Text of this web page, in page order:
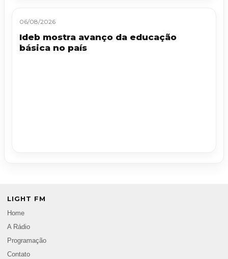
06/08/2026
Ideb mostra avanço da educação
básica no país
LIGHT FM
Home
A Rádio
Programação
Contato